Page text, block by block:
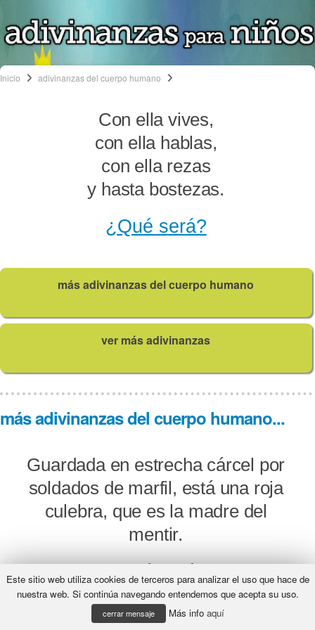
Inicio adivinanzas del cuerpo humano
Con ella vives,
con ella hablas,
con ella rezas
y hasta bostezas.
¿Qué será?
más adivinanzas del cuerpo humano
ver más adivinanzas
más adivinanzas del cuerpo humano...
Guardada en estrecha cárcel por
soldados de marfil, está una roja
culebra, que es la madre del
mentir.
¿Qué será?
Este sitio web utiliza cookies de terceros para analizar el uso que hace de
nuestra web. Si continúa navegando entendemos que acepta su uso.
cerrar mensaje Más info aquí